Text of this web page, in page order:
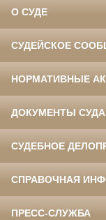
О СУДЕ
СУДЕЙСКОЕ
НОРМАТИВНЫЕ
ДОКУМЕНТЫ СУДА
СУДЕБНОЕ
СПРАВОЧНАЯ
ПРЕСС-СЛУЖБА